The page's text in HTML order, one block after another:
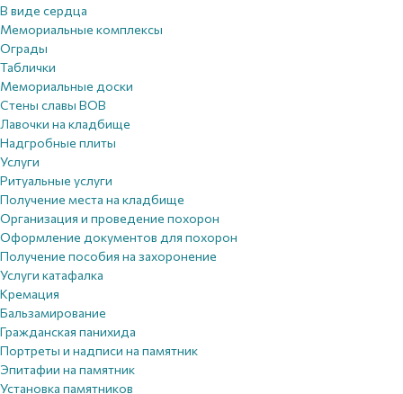
В виде сердца
Мемориальные комплексы
Ограды
Таблички
Мемориальные доски
Стены славы ВОВ
Лавочки на кладбище
Надгробные плиты
Услуги
Ритуальные услуги
Получение места на кладбище
Организация и проведение похорон
Оформление документов для похорон
Получение пособия на захоронение
Услуги катафалка
Кремация
Бальзамирование
Гражданская панихида
Портреты и надписи на памятник
Эпитафии на памятник
Установка памятников